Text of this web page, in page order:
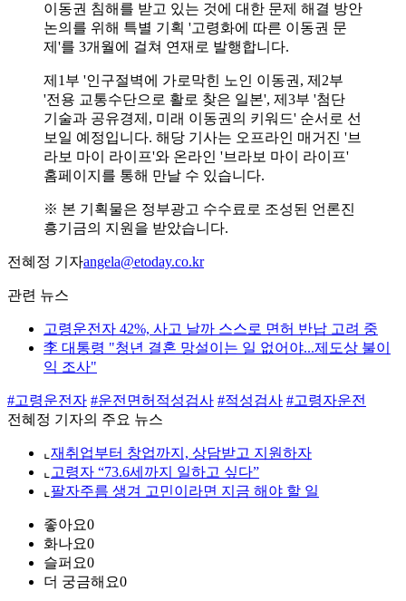
이동권 침해를 받고 있는 것에 대한 문제 해결 방안
논의를 위해 특별 기획 '고령화에 따른 이동권 문
제'를 3개월에 걸쳐 연재로 발행합니다.
제1부 '인구절벽에 가로막힌 노인 이동권, 제2부
'전용 교통수단으로 활로 찾은 일본', 제3부 '첨단
기술과 공유경제, 미래 이동권의 키워드' 순서로 선
보일 예정입니다. 해당 기사는 오프라인 매거진 '브
라보 마이 라이프'와 온라인 '브라보 마이 라이프'
홈페이지를 통해 만날 수 있습니다.
※ 본 기획물은 정부광고 수수료로 조성된 언론진
흥기금의 지원을 받았습니다.
전혜정 기자angela@etoday.co.kr
관련 뉴스
고령운전자 42%, 사고 날까 스스로 면허 반납 고려 중
李 대통령 "청년 결혼 망설이는 일 없어야...제도상 불이
익 조사"
#고령운전자 #운전면허적성검사 #적성검사 #고령자운전
전혜정 기자의 주요 뉴스
⌞ 재취업부터 창업까지, 상담받고 지원하자
⌞ 고령자 “73.6세까지 일하고 싶다”
⌞ 팔자주름 생겨 고민이라면 지금 해야 할 일
좋아요0
화나요0
슬퍼요0
더 궁금해요0